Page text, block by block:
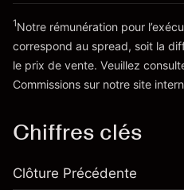
Vers la plateforme
1Notre rémunération pour
correspond au spread, soit la
le prix de vente. Veuillez
Commissions sur notre site
Chiffres clés
Clôture Précédente